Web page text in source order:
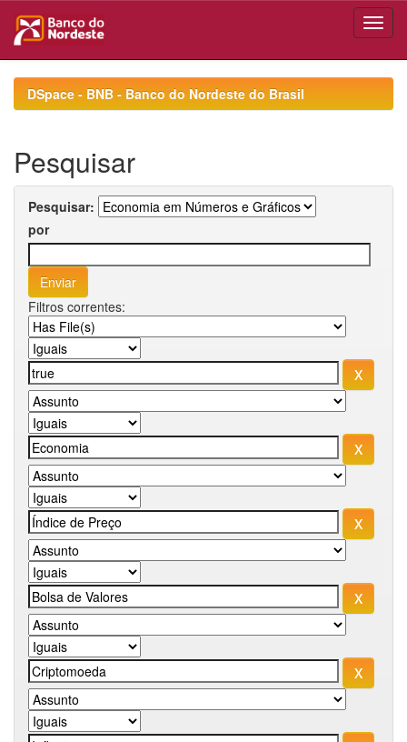
navigationDSpace - BNB - Banco do Nordeste do Brasil
Pesquisar
Pesquisar:
por
Filtros correntes: